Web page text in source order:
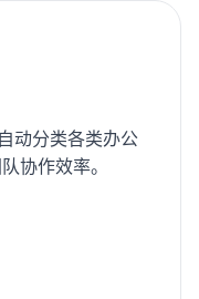
动分类各类办公
协作效率。